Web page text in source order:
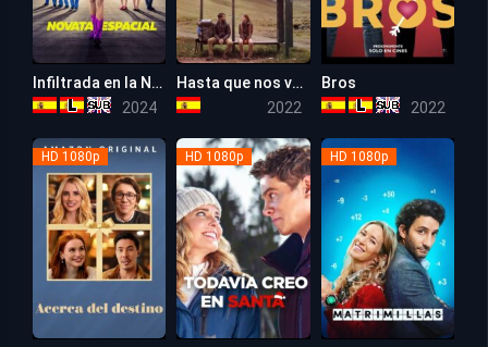
Infiltrada en la NASA
2024
Hasta que nos volvamos a encontrar
2022
Bros
2022
HD 1080p HD 1080p HD 1080p